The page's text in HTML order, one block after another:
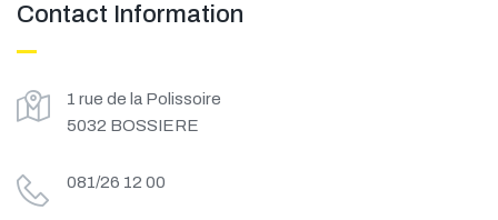
Contact Information
1 rue de la Polissoire
5032 BOSSIERE
081/26 12 00